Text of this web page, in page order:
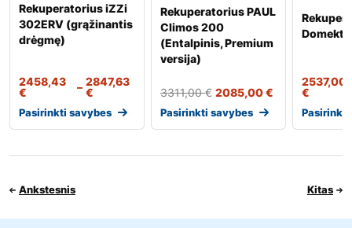
Rekuperatorius iZZi
302ERV (grąžinantis
drėgmę)
2458,43
€
– 2847,63
€
Pasirinkti savybes
Rekuperatorius PAUL
Climos 200
(Entalpinis, Premium
versija)
3311,00€ 2085,00€
Pasirinkti savybes
Domekt
2537,00
€
Pasirinkti
Ankstesnis Kitas